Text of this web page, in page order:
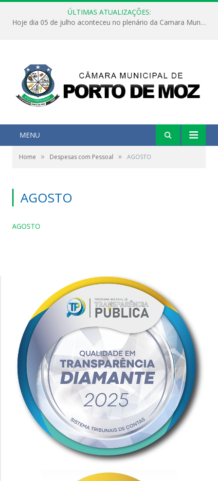
ÚLTIMAS ATUALIZAÇÕES:
Hoje dia 05 de julho aconteceu no plenário da Camara Municipal de Porto de Moz a Sessão Solene de Abertura dos Trabalhos Legislativos 2º Período da 23ª Legislatura
MENU
Home » Despesas com Pessoal » AGOSTO
AGOSTO
AGOSTO